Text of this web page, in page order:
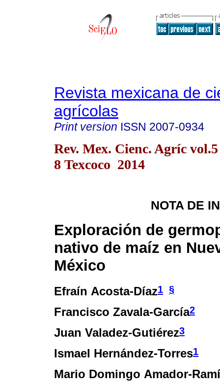
Revista mexicana de
agrícolas
Print version ISSN 2007-0934
Rev. Mex. Cienc. Agríc vol.5
8 Texcoco 2014
NOTA DE
Exploración de
nativo de maíz en
México
Efraín Acosta-Díaz1 §
Francisco Zavala-García2
Juan Valadez-Gutiérez3
Ismael Hernández-Torres1
Mario Domingo Amador-